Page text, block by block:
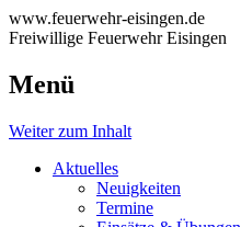
www.feuerwehr-eisingen.de
Freiwillige Feuerwehr Eisingen
Menü
Weiter zum Inhalt
Aktuelles
Neuigkeiten
Termine